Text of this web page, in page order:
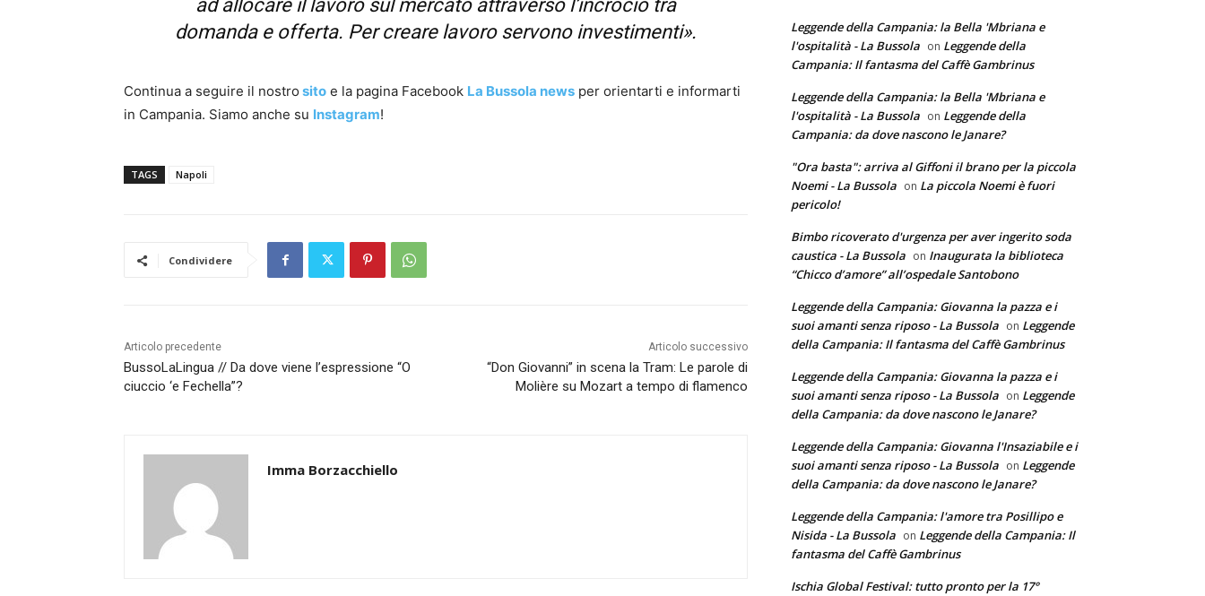
ad allocare il lavoro sul mercato attraverso l’incrocio tra
domanda e offerta. Per creare lavoro servono investimenti».
Continua a seguire il nostro sito e la pagina Facebook La Bussola news per orientarti e informarti
in Campania. Siamo anche su Instagram!
TAGS Napoli
Condividere
Articolo precedente
BussoLaLingua // Da dove viene l’espressione “O
ciuccio ‘e Fechella”?
Articolo successivo
“Don Giovanni” in scena la Tram: Le parole di
Molière su Mozart a tempo di flamenco
Imma Borzacchiello
Leggende della Campania: la Bella 'Mbriana e
l'ospitalità - La Bussola on Leggende della
Campania: Il fantasma del Caffè Gambrinus
Leggende della Campania: la Bella 'Mbriana e
l'ospitalità - La Bussola on Leggende della
Campania: da dove nascono le Janare?
"Ora basta": arriva al Giffoni il brano per la piccola
Noemi - La Bussola on La piccola Noemi è fuori
pericolo!
Bimbo ricoverato d'urgenza per aver ingerito soda
caustica - La Bussola on Inaugurata la biblioteca
“Chicco d’amore” all’ospedale Santobono
Leggende della Campania: Giovanna la pazza e i
suoi amanti senza riposo - La Bussola on Leggende
della Campania: Il fantasma del Caffè Gambrinus
Leggende della Campania: Giovanna la pazza e i
suoi amanti senza riposo - La Bussola on Leggende
della Campania: da dove nascono le Janare?
Leggende della Campania: Giovanna l'Insaziabile e i
suoi amanti senza riposo - La Bussola on Leggende
della Campania: da dove nascono le Janare?
Leggende della Campania: l'amore tra Posillipo e
Nisida - La Bussola on Leggende della Campania: Il
fantasma del Caffè Gambrinus
Ischia Global Festival: tutto pronto per la 17°